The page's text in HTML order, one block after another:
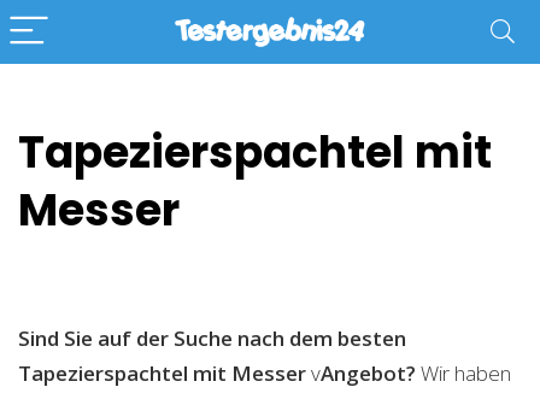
Tapezierspachtel mit
Messer
Sind Sie auf der Suche nach dem besten
Tapezierspachtel mit MesservAngebot? Wir haben